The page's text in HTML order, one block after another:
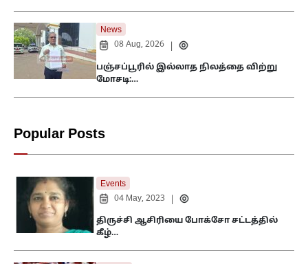
News
08 Aug, 2026
பஞ்சப்பூரில் இல்லாத நிலத்தை விற்று
மோசடி:…
Popular Posts
Events
04 May, 2023
திருச்சி ஆசிரியை போக்சோ சட்டத்தில்
கீழ்…